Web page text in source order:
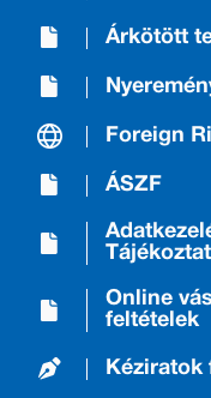
Árkötött
Foreign
ÁSZF
Online
feltételek
Kéziratok